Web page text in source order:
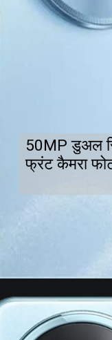
50MP डुअल
फ्रंट कैमरा